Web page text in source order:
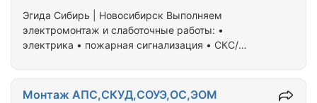
Эгида Сибирь | Новосибирск Выполняем
электромонтаж и слаботочные работы: •
электрика • пожарная сигнализация • СКС/
Работаем от ИП, ответственно и без срывов
Монтаж АПС,СКУД,СОУЭ,ОС,ЭОМ